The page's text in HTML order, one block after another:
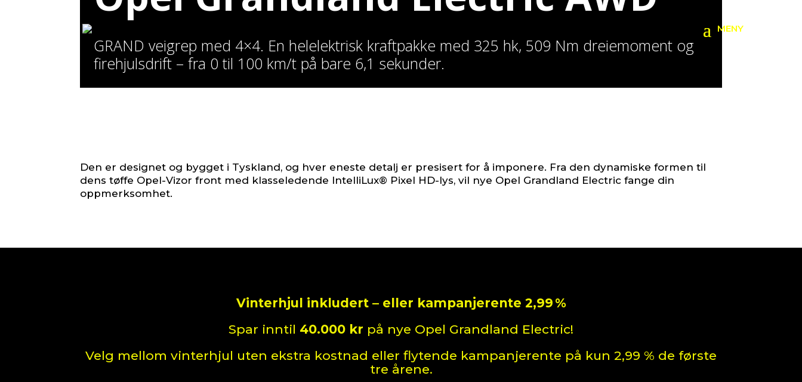
GRAND veigrep med 4×4. En helelektrisk kraftpakke med 325 hk, 509 Nm dreiemoment og
firehjulsdrift – fra 0 til 100 km/t på bare 6,1 sekunder.
Den er designet og bygget i Tyskland, og hver eneste detalj er presisert for å imponere. Fra den dynamiske formen til
dens tøffe Opel-Vizor front med klasseledende IntelliLux® Pixel HD-lys, vil nye Opel Grandland Electric fange din
oppmerksomhet.
Vinterhjul inkludert – eller kampanjerente 2,99 %
Spar inntil 40.000 kr på nye Opel Grandland Electric!
Velg mellom vinterhjul uten ekstra kostnad eller flytende kampanjerente på kun 2,99 % de første
tre årene.